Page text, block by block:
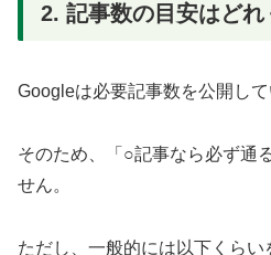
2. 記事数の目安はどれ
Googleは必要記事数を公開して
そのため、「○記事なら必ず通
せん。
ただし、一般的には以下くら